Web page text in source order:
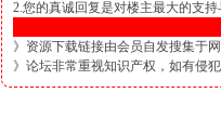
2.您的真诚回复是对楼主最大的支
》资源下载链接由会员自发搜集于
》论坛非常重视知识产权，如有侵